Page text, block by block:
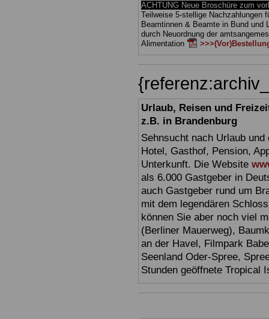
ACHTUNG Neue Broschüre zum
Teilweise 5-stellige Nachzahlungen
Beamtinnen & Beamte in Bund und
durch Neuordnung der
Alimentation
Urlaub, Reisen und
z.B. in Brandenburg
Sehnsucht nach Urlaub
Hotel, Gasthof, Pension,
Unterkunft. Die Website
als 6.000 Gastgeber in
auch Gastgeber rund um
mit dem legendären
können Sie aber noch viel
(Berliner Mauerweg),
an der Havel, Filmpark
Seenland Oder-Spree,
Stunden geöffnete Tropical